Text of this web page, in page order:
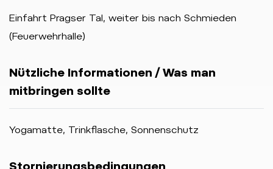
Einfahrt Pragser Tal, weiter bis nach Schmieden
(Feuerwehrhalle)
Nützliche Informationen / Was man
mitbringen sollte
Yogamatte, Trinkflasche, Sonnenschutz